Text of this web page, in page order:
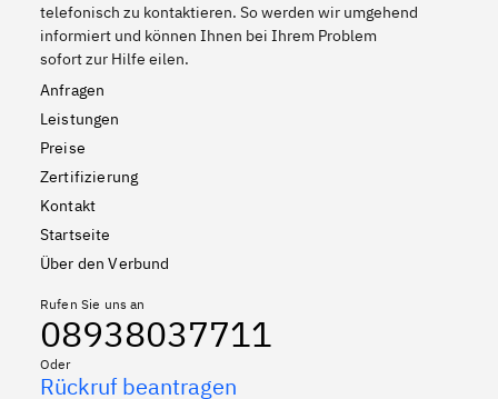
telefonisch zu kontaktieren. So werden wir umgehend
informiert und können Ihnen bei Ihrem Problem
sofort zur Hilfe eilen.
Anfragen
Leistungen
Preise
Zertifizierung
Kontakt
Startseite
Über den Verbund
Rufen Sie uns an
08938037711
Oder
Rückruf beantragen